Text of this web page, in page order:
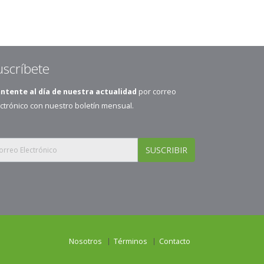
al día de nuestra actualidad por correo
con nuestro boletín mensual.
SUSCRIBIR
Nosotros Términos Contacto